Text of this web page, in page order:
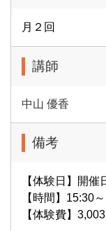
月２回
講師
中山 優香
備考
【体験日】開催
【時間】15:30
【体験費】